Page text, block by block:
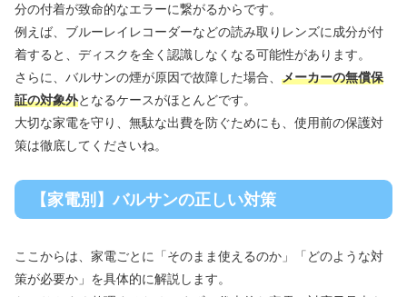
分の付着が致命的なエラーに繋がるからです。
例えば、ブルーレイレコーダーなどの読み取りレンズに成分が付
着すると、ディスクを全く認識しなくなる可能性があります。
さらに、バルサンの煙が原因で故障した場合、 メーカーの無償保
証の対象外となるケースがほとんどです。
大切な家電を守り、無駄な出費を防ぐためにも、使用前の保護対
策は徹底してくださいね。
【家電別】バルサンの正しい対策
ここからは、家電ごとに「そのまま使えるのか」「どのような対
策が必要か」を具体的に解説します。